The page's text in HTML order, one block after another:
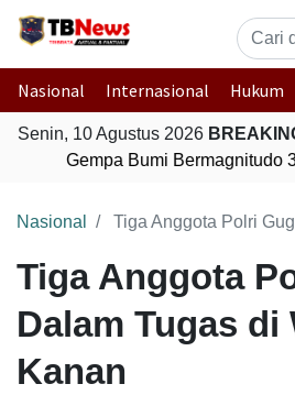
Nasional Internasional Hukum
Senin, 10 Agustus 2026
Gempa Bumi Bermagnitudo
Nasional Tiga Anggota Polri Gugur
Tiga Anggota
Dalam Tugas di
Kanan